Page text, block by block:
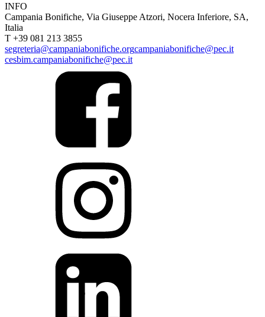
INFO
Campania Bonifiche, Via Giuseppe Atzori, Nocera Inferiore, SA,
Italia
T +39 081 213 3855
segreteria@campaniabonifiche.orgcampaniabonifiche@pec.it
cesbim.campaniabonifiche@pec.it